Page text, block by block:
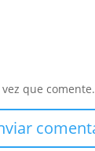
que comente.